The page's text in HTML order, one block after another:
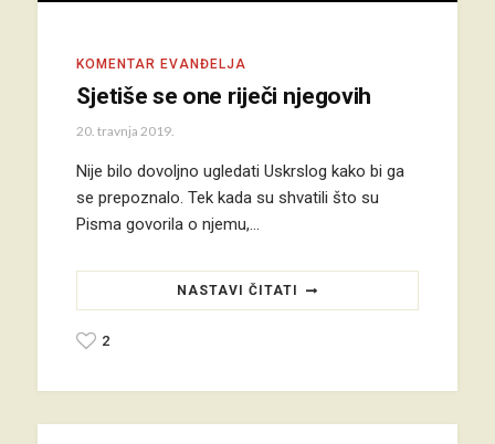
KOMENTAR EVANĐELJA
Sjetiše se one riječi njegovih
20. travnja 2019.
Nije bilo dovoljno ugledati Uskrslog kako bi ga
se prepoznalo. Tek kada su shvatili što su
Pisma govorila o njemu,…
NASTAVI ČITATI
2